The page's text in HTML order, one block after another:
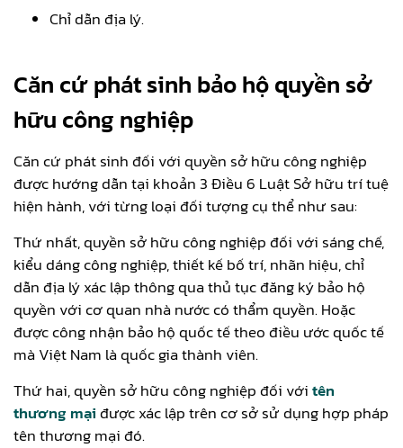
Chỉ dẫn địa lý.
Căn cứ phát sinh bảo hộ quyền sở
hữu công nghiệp
Căn cứ phát sinh đối với quyền sở hữu công nghiệp
được hướng dẫn tại khoản 3 Điều 6 Luật Sở hữu trí tuệ
hiện hành, với từng loại đối tượng cụ thể như sau:
Thứ nhất, quyền sở hữu công nghiệp đối với sáng chế,
kiểu dáng công nghiệp, thiết kế bố trí, nhãn hiệu, chỉ
dẫn địa lý xác lập thông qua thủ tục đăng ký bảo hộ
quyền với cơ quan nhà nước có thẩm quyền. Hoặc
được công nhận bảo hộ quốc tế theo điều ước quốc tế
mà Việt Nam là quốc gia thành viên.
Thứ hai, quyền sở hữu công nghiệp đối vớitên
thương mạiđược xác lập trên cơ sở sử dụng hợp pháp
tên thương mại đó.